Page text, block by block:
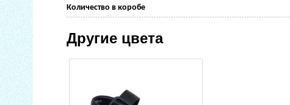
Количество в коробе
Другие цвета